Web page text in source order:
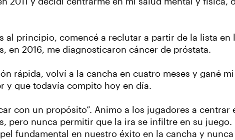
principio, comencé a reclutar a partir de la lista en
en 2016, me diagnosticaron cáncer de próstata.
rápida, volví a la cancha en cuatro meses y gané
y que todavía compito hoy en día.
con un propósito”. Animo a los jugadores a centrar
pero nunca permitir que la ira se infiltre en su
fundamental en nuestro éxito en la cancha y